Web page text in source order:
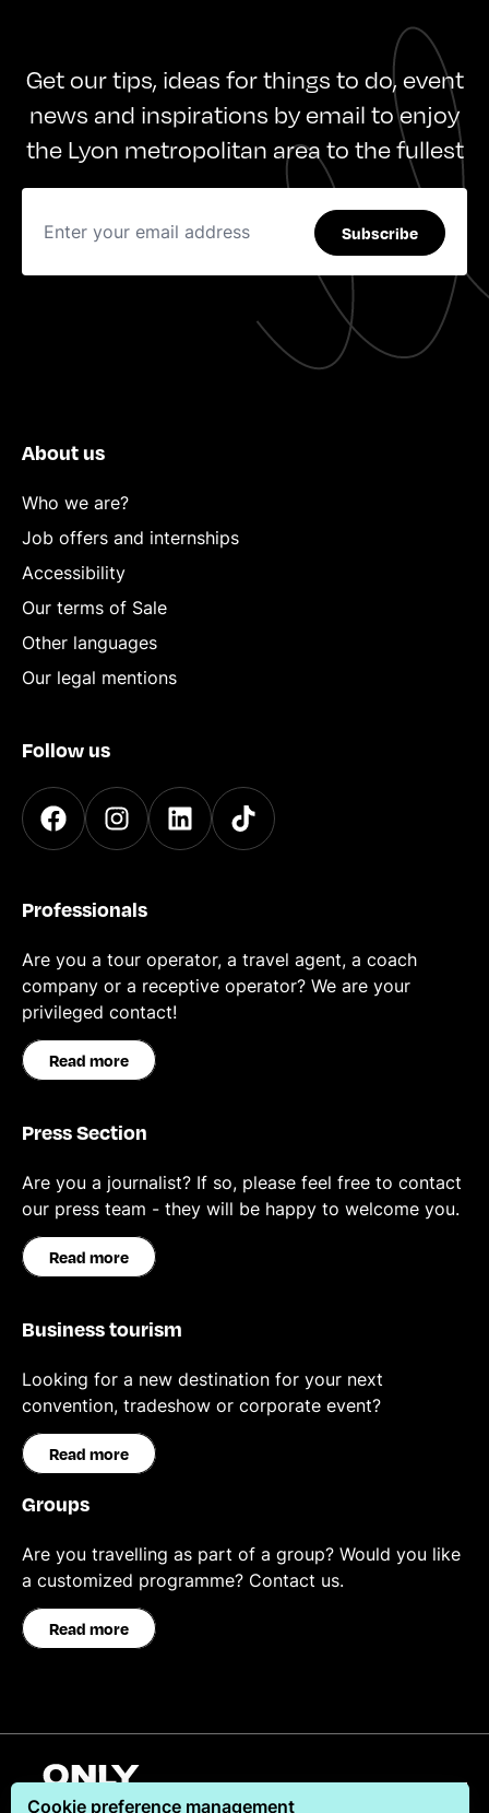
Get our tips, ideas for things to do, event
news and inspirations by email to enjoy
the Lyon metropolitan area to the fullest
Subscribe
About us
Who we are?
Job offers and internships
Accessibility
Our terms of Sale
Other languages
Our legal mentions
Follow us
Professionals
Are you a tour operator, a travel agent, a coach
company or a receptive operator? We are your
privileged contact!
Read more
Press Section
Are you a journalist? If so, please feel free to contact
our press team - they will be happy to welcome you.
Read more
Business tourism
Looking for a new destination for your next
convention, tradeshow or corporate event?
Read more
Groups
Are you travelling as part of a group? Would you like
a customized programme? Contact us.
Read more
Cookie preference management